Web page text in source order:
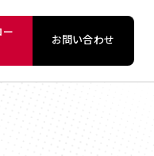
ー
お問い合わせ